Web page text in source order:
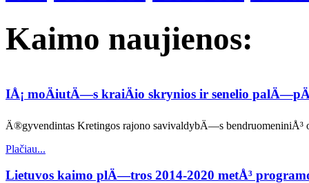
Kaimo naujienos:
IÅ¡ moÄiutÄ—s kraiÄio skrynios ir senelio
Ä®gyvendintas Kretingos rajono savivaldybÄ—s bendruomeniniÅ³
Plačiau...
Lietuvos kaimo plÄ—tros 2014-2020 metÅ³